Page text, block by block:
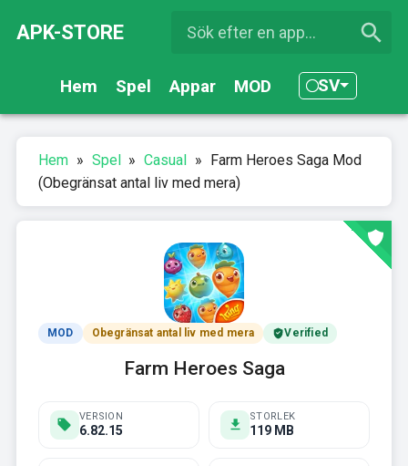
APK-STORE
Hem Spel Appar MOD SV
Hem » Spel » Casual » Farm Heroes Saga Mod
(Obegränsat antal liv med mera)
MOD Obegränsat antal liv med mera Verified
Farm Heroes Saga
VERSION
6.82.15
STORLEK
119 MB